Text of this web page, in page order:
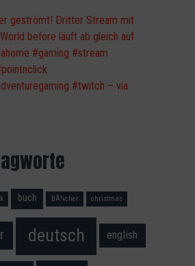
geströmt! Dritter Stream mit
before läuft ab gleich auf
#gaming #stream
#twitch – via
buch BÃ¼cher christmas
deutsch english